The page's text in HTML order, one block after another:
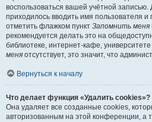
воспользоваться вашей учётной записью.
приходилось вводить имя пользователя
отметить флажком пункт Запомнить меня
рекомендуется делать это на
библиотеке, интернет-кафе, университете
меня отсутствует, это значит, что
Вернуться к началу
Что делает функция «Удалить cookies»?
Она удаляет все созданные cookies,
авторизованным на этой конференции, а